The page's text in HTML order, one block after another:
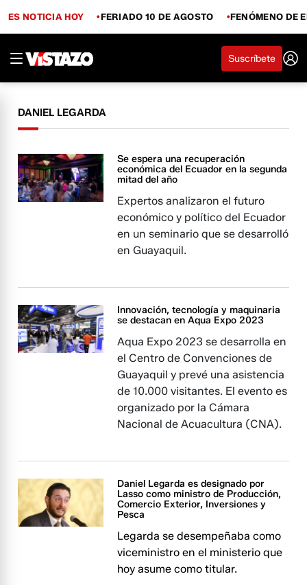
ES NOTICIA HOY FERIADO 10 DE AGOSTO FENÓMENO DE
Suscríbete
DANIEL LEGARDA
Se espera una recuperación
económica del Ecuador en la segunda
mitad del año
Expertos analizaron el futuro
económico y político del Ecuador
en un seminario que se desarrolló
en Guayaquil.
Innovación, tecnología y maquinaria
se destacan en Aqua Expo 2023
Aqua Expo 2023 se desarrolla en
el Centro de Convenciones de
Guayaquil y prevé una asistencia
de 10.000 visitantes. El evento es
organizado por la Cámara
Nacional de Acuacultura (CNA).
Daniel Legarda es designado por
Lasso como ministro de Producción,
Comercio Exterior, Inversiones y
Pesca
Legarda se desempeñaba como
viceministro en el ministerio que
hoy asume como titular.